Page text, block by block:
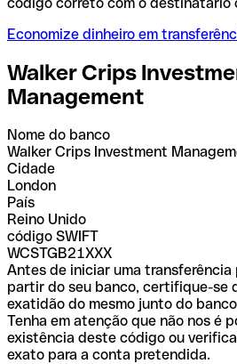
Economize dinheiro em
Walker Crips
Management
Nome do banco
Walker Crips Investment
Cidade
London
País
Reino Unido
código SWIFT
WCSTGB21XXX
Antes de iniciar uma transferência
partir do seu banco, certifique-se
exatidão do mesmo junto do
Tenha em atenção que não nos é
existência deste código ou
exato para a conta pretendida.